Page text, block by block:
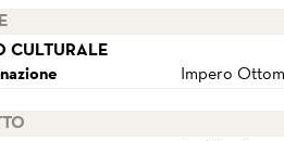
CULTURALE
Impero